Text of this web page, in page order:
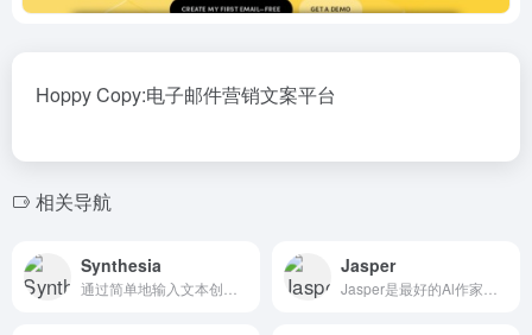
Hoppy Copy:电子邮件营销文案平台
相关导航
Synthesia Jasper